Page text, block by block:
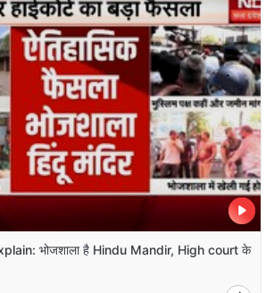
भोजशाला है Hindu Mandir, High court के